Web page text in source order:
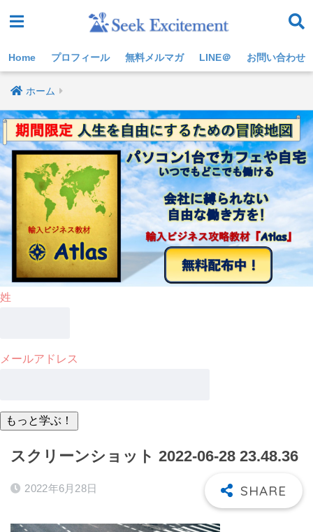
Home プロフィール 無料メルマガ LINE＠ お問い合わせ
ホーム
姓
メールアドレス
スクリーンショット 2022-06-28 23.48.36
2022年6月28日